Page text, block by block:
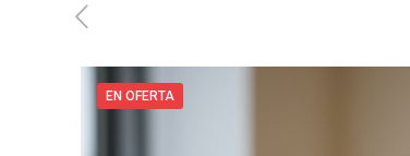
EN OFERTA